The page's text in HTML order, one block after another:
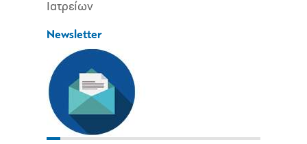
Ιατρείων
Newsletter